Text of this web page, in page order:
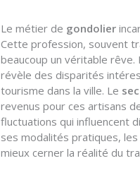
Le métier de gondolier
Cette profession, souvent
beaucoup un véritable rêve.
révèle des disparités
tourisme dans la ville. Le
revenus pour ces artisans
fluctuations qui influencent
ses modalités pratiques,
mieux cerner la réalité du